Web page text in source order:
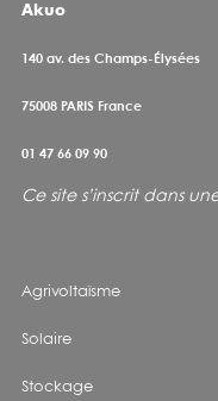
Akuo
140 av. des Champs-Élysées
75008 PARIS France
01 47 66 09 90
Ce site s’inscrit dans
Agrivoltaïsme
Solaire
Stockage